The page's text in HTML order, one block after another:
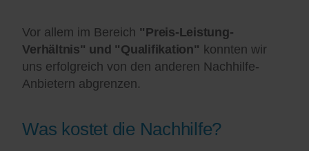
Vor allem im Bereich "Preis-Leistung-
Verhältnis" und "Qualifikation" konnten wir
uns erfolgreich von den anderen Nachhilfe-
Anbietern abgrenzen.
Was kostet die Nachhilfe?